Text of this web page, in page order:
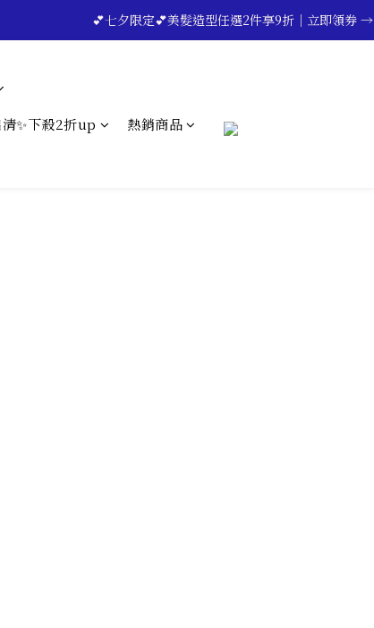
🔥💪My Superdad😍｜全館領券享9折｜立即領券 →
💕七夕限定💕美髮造型任選2件享9折｜立即領券 →
✨下殺2折up
熱銷商品